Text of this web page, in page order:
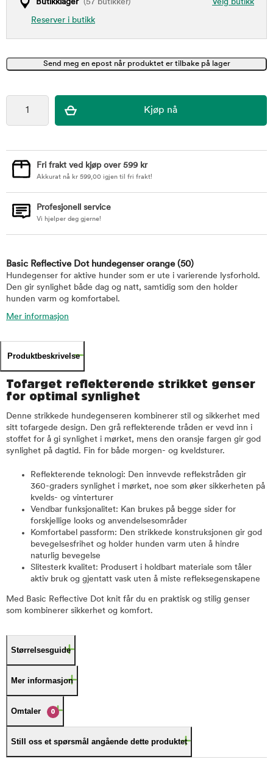
Velg butikk
Butikklager(57 butikker)
Reserver i butikk
Fri frakt ved kjøp over 599 kr
Akkurat nå kr 599,00 igjen til fri frakt!
Profesjonell service
Vi hjelper deg gjerne!
Basic Reflective Dot hundegenser orange (50)
Hundegenser for aktive hunder som er ute i varierende lysforhold.
Den gir synlighet både dag og natt, samtidig som den holder
hunden varm og komfortabel.
Mer informasjon
Produktbeskrivelse
Tofarget reflekterende strikket genser
for optimal synlighet
Denne strikkede hundegenseren kombinerer stil og sikkerhet med
sitt tofargede design. Den grå reflekterende tråden er vevd inn i
stoffet for å gi synlighet i mørket, mens den oransje fargen gir god
synlighet på dagtid. Fin for både morgen- og kveldsturer.
Reflekterende teknologi: Den innvevde reflekstråden gir
360-graders synlighet i mørket, noe som øker sikkerheten på
kvelds- og vinterturer
Vendbar funksjonalitet: Kan brukes på begge sider for
forskjellige looks og anvendelsesområder
Komfortabel passform: Den strikkede konstruksjonen gir god
bevegelsesfrihet og holder hunden varm uten å hindre
naturlig bevegelse
Slitesterk kvalitet: Produsert i holdbart materiale som tåler
aktiv bruk og gjentatt vask uten å miste refleksegenskapene
Med Basic Reflective Dot knit får du en praktisk og stilig genser
som kombinerer sikkerhet og komfort.
Størrelsesguide
Mer informasjon
Omtaler 0
Still oss et spørsmål angående dette produktet